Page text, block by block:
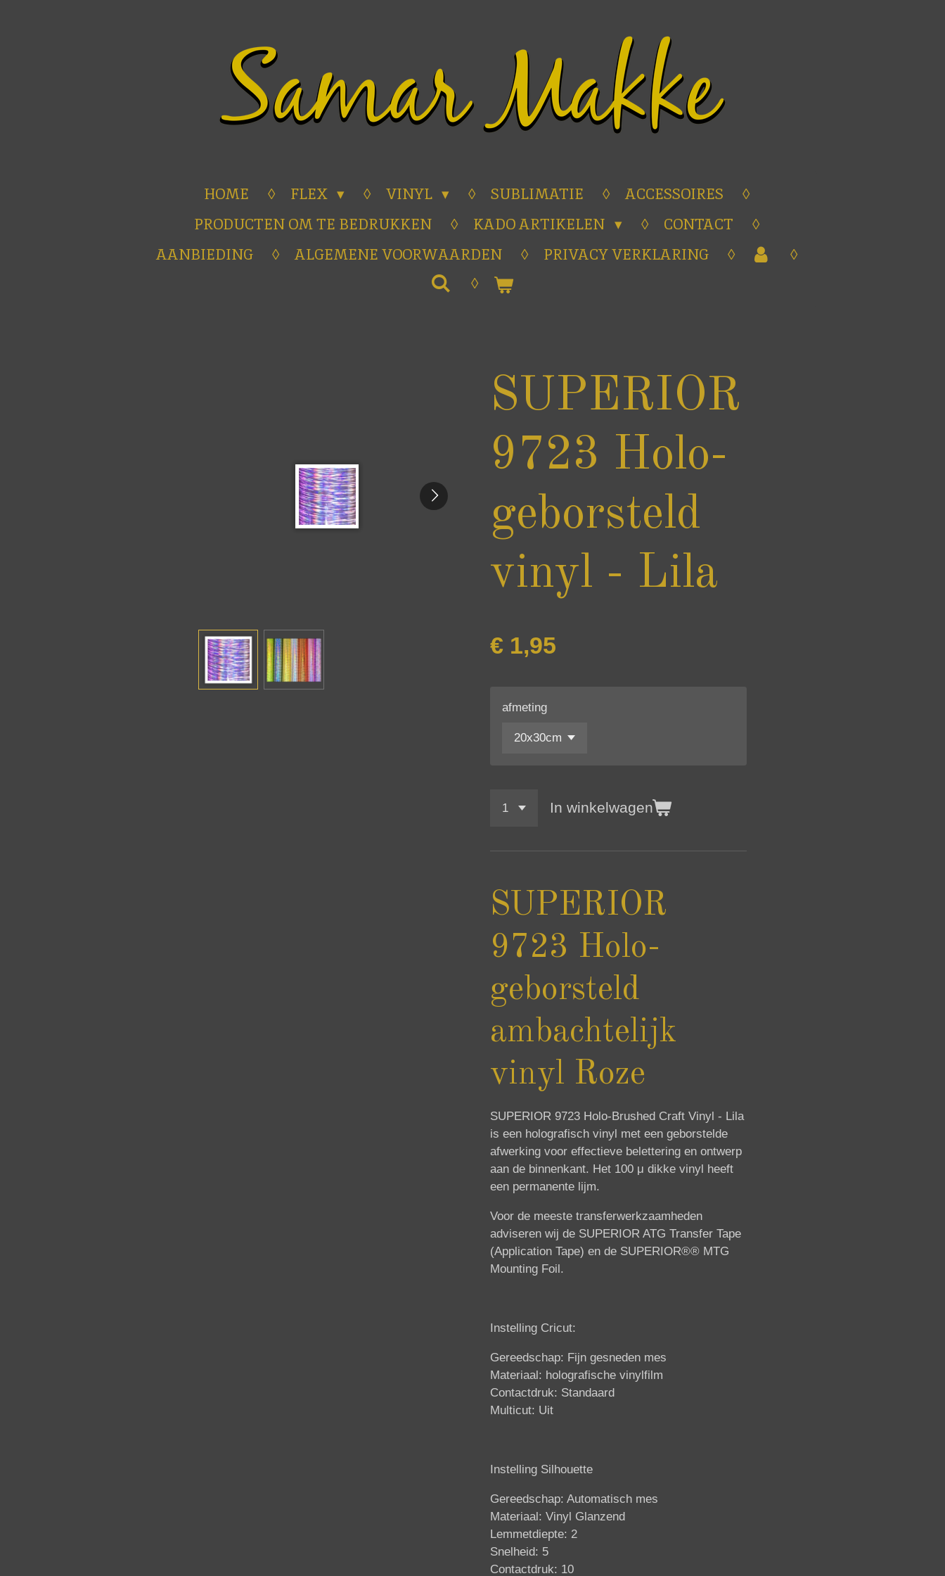
HOME FLEX VINYL SUBLIMATIE
ACCESSOIRES
PRODUCTEN OM TE BEDRUKKEN
KADO ARTIKELEN
CONTACT
AANBIEDING
ALGEMENE VOORWAARDEN PRIVACY VERKLARING
SUPERIOR
9723 Holo-
geborsteld
vinyl - Lila
€ 1,95
afmeting
In winkelwagen
SUPERIOR
9723 Holo-
geborsteld
ambachtelijk
vinyl Roze
SUPERIOR 9723 Holo-Brushed Craft Vinyl - Lila
is een holografisch vinyl met een geborstelde
afwerking voor effectieve belettering en ontwerp
aan de binnenkant. Het 100 μ dikke vinyl heeft
een permanente lijm.
Voor de meeste transferwerkzaamheden
adviseren wij de SUPERIOR ATG Transfer Tape
(Application Tape) en de SUPERIOR®® MTG
Mounting Foil.
Instelling Cricut:
Gereedschap: Fijn gesneden mes
Materiaal: holografische vinylfilm
Contactdruk: Standaard
Multicut: Uit
Instelling Silhouette
Gereedschap: Automatisch mes
Materiaal: Vinyl Glanzend
Lemmetdiepte: 2
Snelheid: 5
Contactdruk: 10